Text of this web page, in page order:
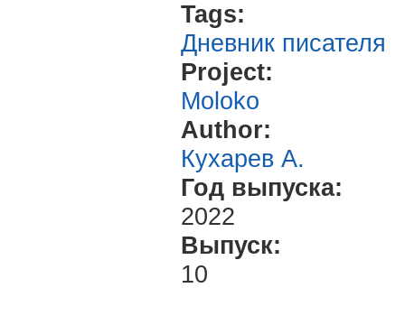
Tags:
Дневник писателя
Project:
Moloko
Author:
Кухарев А.
Год выпуска:
2022
Выпуск:
10